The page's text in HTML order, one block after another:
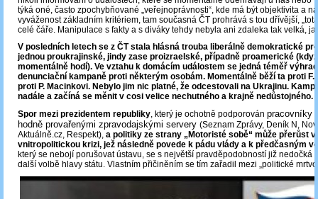
týká oné, často zpochybňované „veřejnoprávnosti“, kde má být objektivita a
vyváženost základním kritériem, tam současná ČT prohrává s tou dřívější,
celé čáře. Manipulace s fakty a s diváky tehdy nebyla ani zdaleka tak velká,
V posledních letech se z ČT stala hlásná trouba liberálně demokratické
jednou proukrajinské, jindy zase proizraelské, případně proamerické
momentálně hodí). Ve vztahu k domácím událostem se jedná téměř
denunciační kampaně proti některým osobám. Momentálně běží ta proti F.
proti P. Macinkovi. Nebylo jim nic platné, že odcestovali na Ukrajinu.
nadále a začíná se měnit v cosi velice nechutného a krajně nedůstojného.
Spor mezi prezidentem republiky, který je ochotně podporován pracovníky
hodně provařenými zpravodajskými servery (Seznam Zprávy, Deník N,
Aktuálně.cz, Respekt), a politiky ze strany „Motoristé sobě“ může přerůst
vnitropolitickou krizi, jež následně povede k pádu vlády a k předčasným
který se nebojí porušovat ústavu, se s největší pravděpodobností již nedočká
další volbě hlavy státu. Vlastním přičiněním se tím zařadil mezi „politické